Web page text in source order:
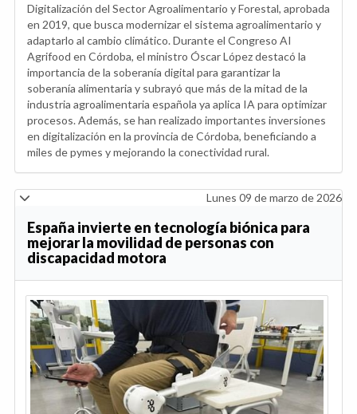
Digitalización del Sector Agroalimentario y Forestal, aprobada
en 2019, que busca modernizar el sistema agroalimentario y
adaptarlo al cambio climático. Durante el Congreso AI
Agrifood en Córdoba, el ministro Óscar López destacó la
importancia de la soberanía digital para garantizar la
soberanía alimentaria y subrayó que más de la mitad de la
industria agroalimentaria española ya aplica IA para optimizar
procesos. Además, se han realizado importantes inversiones
en digitalización en la provincia de Córdoba, beneficiando a
miles de pymes y mejorando la conectividad rural.
Lunes 09 de marzo de 2026
España invierte en tecnología biónica para
mejorar la movilidad de personas con
discapacidad motora